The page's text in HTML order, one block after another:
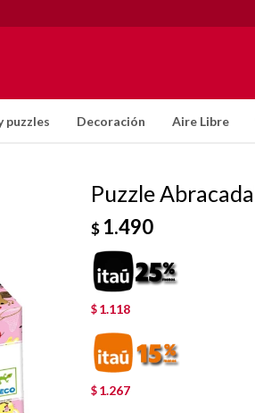
puzzles Decoración Aire Libre
Puzzle
$ 1.490
$ 1.118
$ 1.267